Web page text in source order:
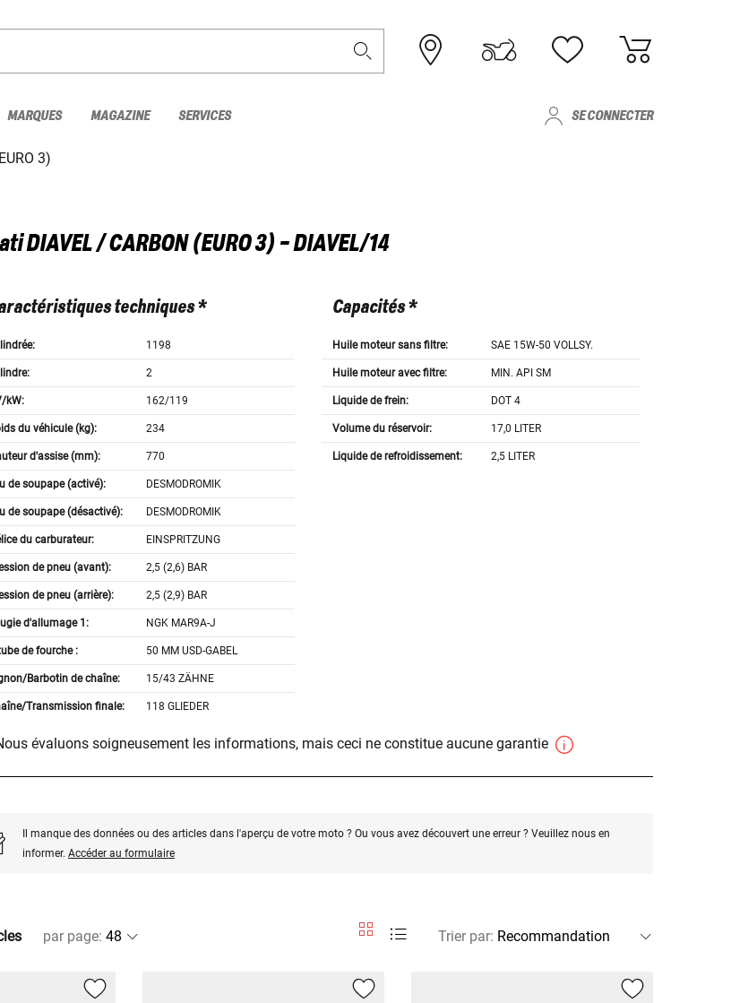
MARQUES MAGAZINE SERVICES SE CONNECTER
3)
DIAVEL / CARBON (EURO 3) - DIAVEL/14
techniques *
1198
2
kW: 162/119
du véhicule (kg): 234
d'assise (mm): 770
de soupape (activé): DESMODROMIK
de soupape (désactivé): DESMODROMIK
du carburateur: EINSPRITZUNG
de pneu (avant): 2,5 (2,6) BAR
de pneu (arrière): 2,5 (2,9) BAR
d'allumage 1: NGK MAR9A-J
de fourche : 50 MM USD-GABEL
Barbotin de chaîne: 15/43 ZÄHNE
Transmission finale: 118 GLIEDER
Capacités *
Huile moteur sans filtre: SAE 15W-50 VOLLSY.
Huile moteur avec filtre: MIN. API SM
Liquide de frein: DOT 4
Volume du réservoir: 17,0 LITER
Liquide de refroidissement: 2,5 LITER
évaluons soigneusement les informations, mais ceci ne constitue aucune garantie
Il manque des données ou des articles dans l'aperçu de votre moto ? Ou vous avez découvert une erreur ? Veuillez nous en
informer. Accéder au formulaire
par page: Trier par: